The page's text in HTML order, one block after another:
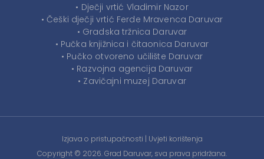
• Dječji vrtić Vladimir Nazor
• Češki dječji vrtić Ferde Mravenca Daruvar
• Gradska tržnica Daruvar
• Pučka knjižnica i čitaonica Daruvar
• Pučko otvoreno učilište Daruvar
• Razvojna agencija Daruvar
• Zavičajni muzej Daruvar
Izjava o pristupačnosti | Uvjeti korištenja
Copyright © 2026. Grad Daruvar, sva prava pridržana.